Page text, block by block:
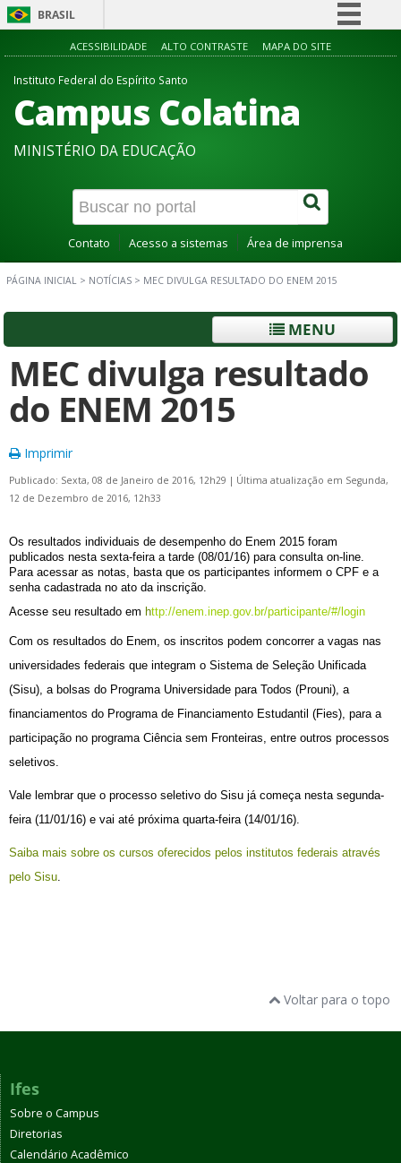
BRASIL
Simplifique!
Acesso à informação
Canais
ACESSIBILIDADE ALTO CONTRASTE MAPA DO SITE
Instituto Federal do Espírito Santo
Campus Colatina
MINISTÉRIO DA EDUCAÇÃO
Contato Acesso a sistemas Área de imprensa
PÁGINA INICIAL > NOTÍCIAS > MEC DIVULGA RESULTADO DO ENEM 2015
MENU
MEC divulga resultado
do ENEM 2015
Imprimir
Publicado: Sexta, 08 de Janeiro de 2016, 12h29 | Última atualização em Segunda,
12 de Dezembro de 2016, 12h33
Os resultados individuais de desempenho do Enem 2015 foram
publicados nesta sexta-feira a tarde (08/01/16) para consulta on-line.
Para acessar as notas, basta que os participantes informem o CPF e a
senha cadastrada no ato da inscrição.
Acesse seu resultado em http://enem.inep.gov.br/participante/#/login
Com os resultados do Enem, os inscritos podem concorrer a vagas nas
universidades federais que integram o Sistema de Seleção Unificada
(Sisu), a bolsas do Programa Universidade para Todos (Prouni), a
financiamentos do Programa de Financiamento Estudantil (Fies), para a
participação no programa Ciência sem Fronteiras, entre outros processos
seletivos.
Vale lembrar que o processo seletivo do Sisu já começa nesta segunda-
feira (11/01/16) e vai até próxima quarta-feira (14/01/16).
Saiba mais sobre os cursos oferecidos pelos institutos federais através
pelo Sisu.
Voltar para o topo
Ifes
Sobre o Campus
Diretorias
Calendário Acadêmico